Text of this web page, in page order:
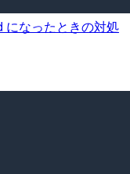
になったときの対処